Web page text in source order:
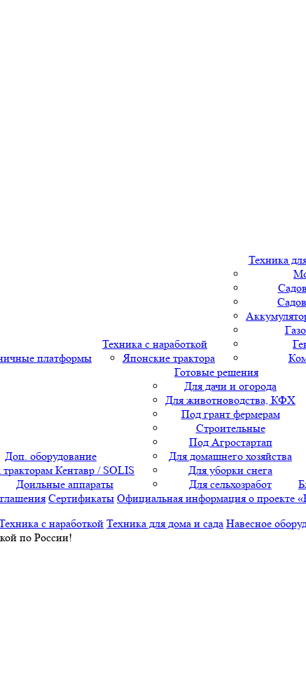
платформы
Техника с наработкой
Японские трактора
Техника
Доп. оборудование
тракторам Кентавр / SOLIS
Доильные аппараты
Готовые решения
Для дачи и огорода
Для животноводства, КФХ
Под грант фермерам
Строительные
Под Агростартап
Для домашнего хозяйства
Для уборки снега
Для сельхозработ
Сертификаты Официальная информация о проекте
с наработкой Техника для дома и сада Навесное
по России!